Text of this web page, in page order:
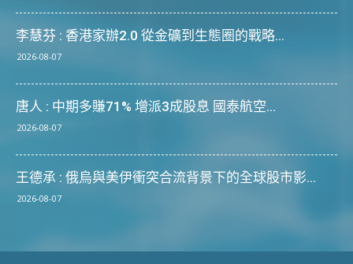
李慧芬 : 香港家辦2.0 從金礦到生態圈的戰略...
2026-08-07
唐人 : 中期多賺71% 增派3成股息 國泰航空...
2026-08-07
王德承 : 俄烏與美伊衝突合流背景下的全球股市影...
2026-08-07